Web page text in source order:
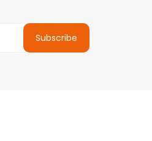
Subscribe